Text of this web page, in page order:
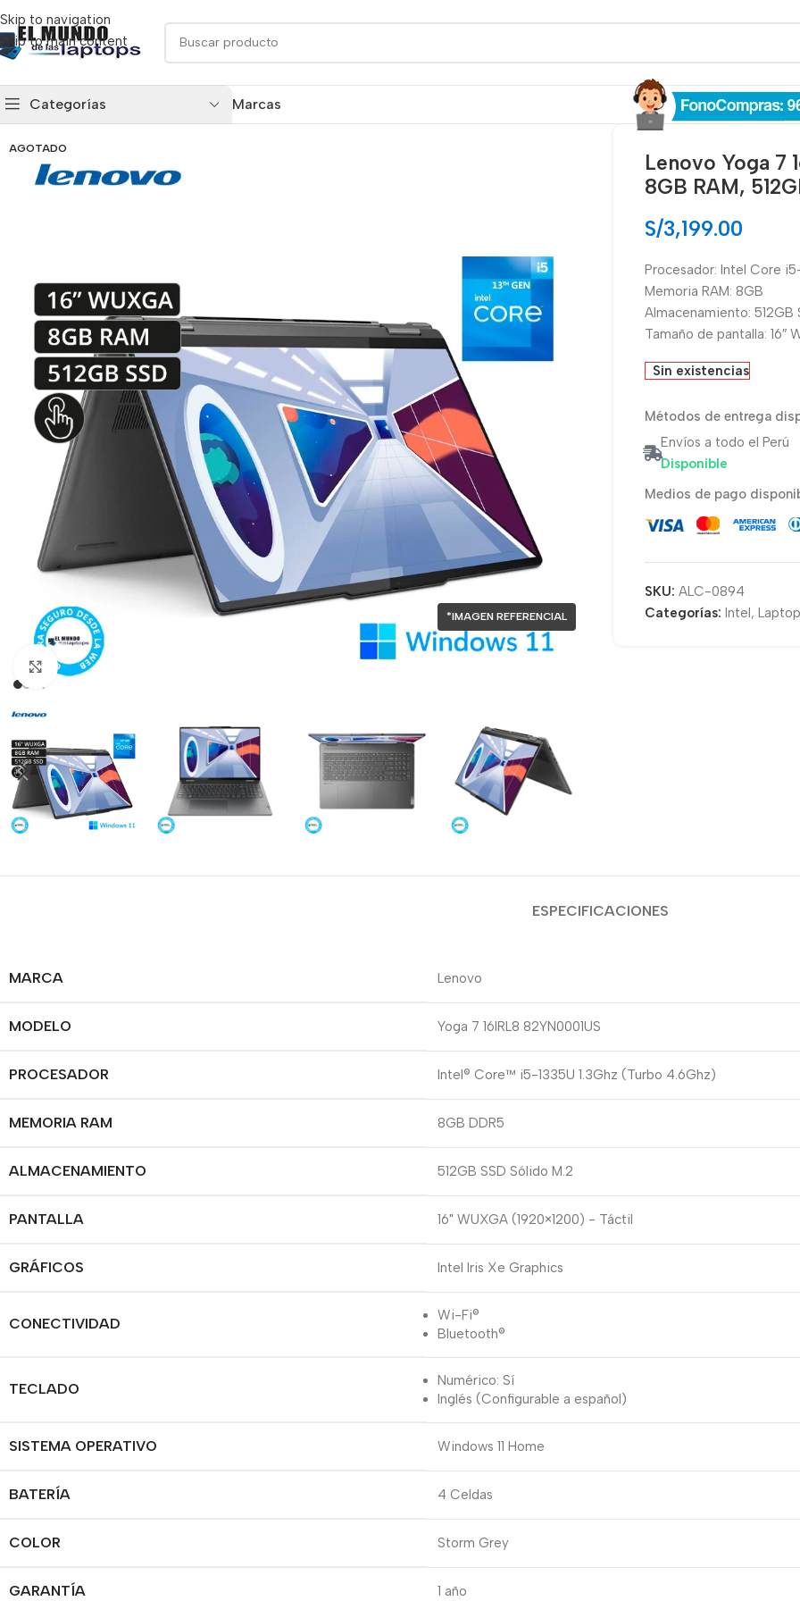
Skip to navigation
Skip to main content
Categorías Marcas
AGOTADO
Click para agrandar
*IMAGEN REFERENCIAL
Lenovo Yoga 7
8GB RAM,
S/3,199.00
Procesador: Intel Core
Memoria RAM: 8GB
Almacenamiento: 512GB
Tamaño de pantalla: 16″
Sin existencias
Métodos de entrega
Envíos a todo el Perú
Disponible
Medios de pago
SKU: ALC-0894
Categorías: Intel,
ESPECIFICACIONES
MARCA Lenovo
MODELO Yoga 7 16IRL8 82YN0001US
PROCESADOR Intel® Core™ i5-1335U 1.3Ghz (Turbo 4.6Ghz)
MEMORIA RAM 8GB DDR5
ALMACENAMIENTO 512GB SSD Sólido M.2
PANTALLA 16" WUXGA (1920×1200) - Táctil
GRÁFICOS Intel Iris Xe Graphics
CONECTIVIDAD
Wi-Fi®
Bluetooth®
TECLADO
Numérico: Sí
Inglés (Configurable a español)
SISTEMA OPERATIVO Windows 11 Home
BATERÍA 4 Celdas
COLOR Storm Grey
GARANTÍA 1 año